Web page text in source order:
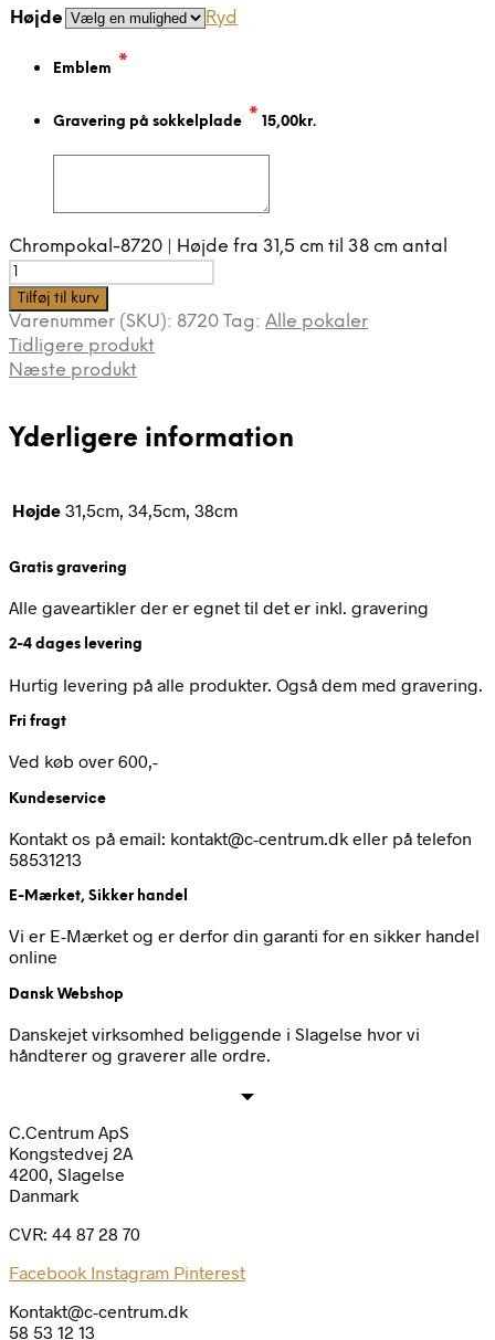
Højde Ryd
Emblem *
Gravering på sokkelplade * 15,00 kr.
Chrompokal-8720 | Højde fra 31,5 cm til 38 cm antal
Tilføj til kurv
Varenummer (SKU): 8720 Tag: Alle pokaler
Tidligere produkt
Næste produkt
Yderligere information
Højde 31,5cm, 34,5cm, 38cm
Gratis gravering
Alle gaveartikler der er egnet til det er inkl. gravering
2-4 dages levering
Hurtig levering på alle produkter. Også dem med gravering.
Fri fragt
Ved køb over 600,-
Kundeservice
Kontakt os på email: kontakt@c-centrum.dk eller på telefon
58531213
E-Mærket, Sikker handel
Vi er E-Mærket og er derfor din garanti for en sikker handel
online
Dansk Webshop
Danskejet virksomhed beliggende i Slagelse hvor vi
håndterer og graverer alle ordre.
C.Centrum ApS
Kongstedvej 2A
4200, Slagelse
Danmark
CVR: 44 87 28 70
Facebook Instagram Pinterest
Kontakt@c-centrum.dk
58 53 12 13